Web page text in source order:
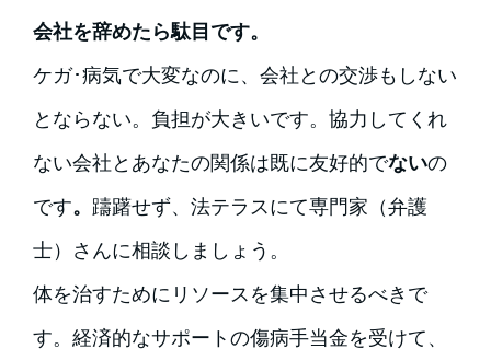
会社を辞めたら駄目です。
ケガ･病気で大変なのに、会社との交渉もしない
とならない。負担が大きいです。協力してくれ
ない会社とあなたの関係は既に友好的でないの
です。 躊躇せず、法テラスにて専門家（弁護
士）さんに相談しましょう。
体を治すためにリソースを集中させるべきで
す。経済的なサポートの傷病手当金を受けて、